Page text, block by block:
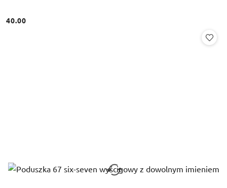
Cena:
40.00